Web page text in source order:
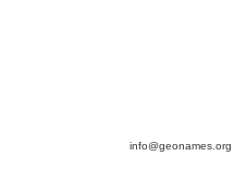
info@geonames.org